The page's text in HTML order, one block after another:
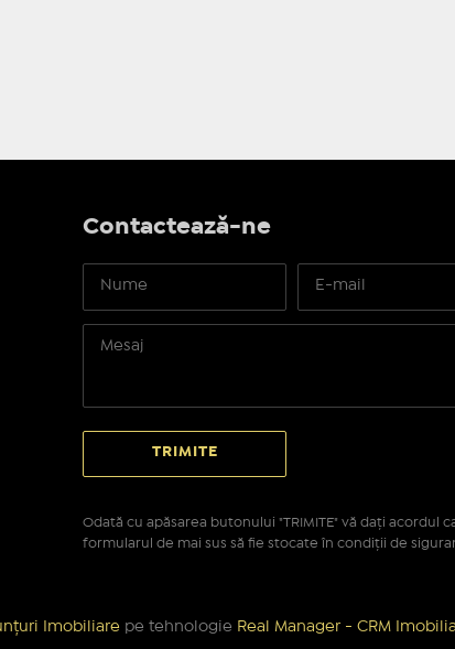
Contactează-ne
Odată cu apăsarea butonului "TRIMITE" vă daţi acordul
formularul de mai sus să fie stocate în condiţii de
Imobiliare pe tehnologie Real Manager - CRM